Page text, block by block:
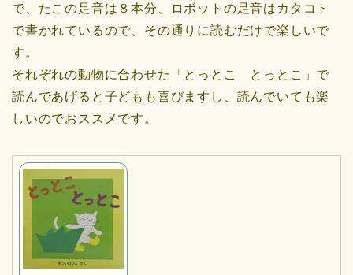
で、たこの足音は８本分、ロボットの足音はカタコト
で書かれているので、その通りに読むだけで楽しいで
す。
それぞれの動物に合わせた「とっとこ とっとこ」で
読んであげると子どもも喜びますし、読んでいても楽
しいのでおススメです。